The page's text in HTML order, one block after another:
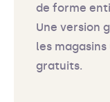
de forme
Une version
les
gratuits.